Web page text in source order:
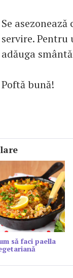
Se
servire.
adăuga
Poftă bună!
să faci paella